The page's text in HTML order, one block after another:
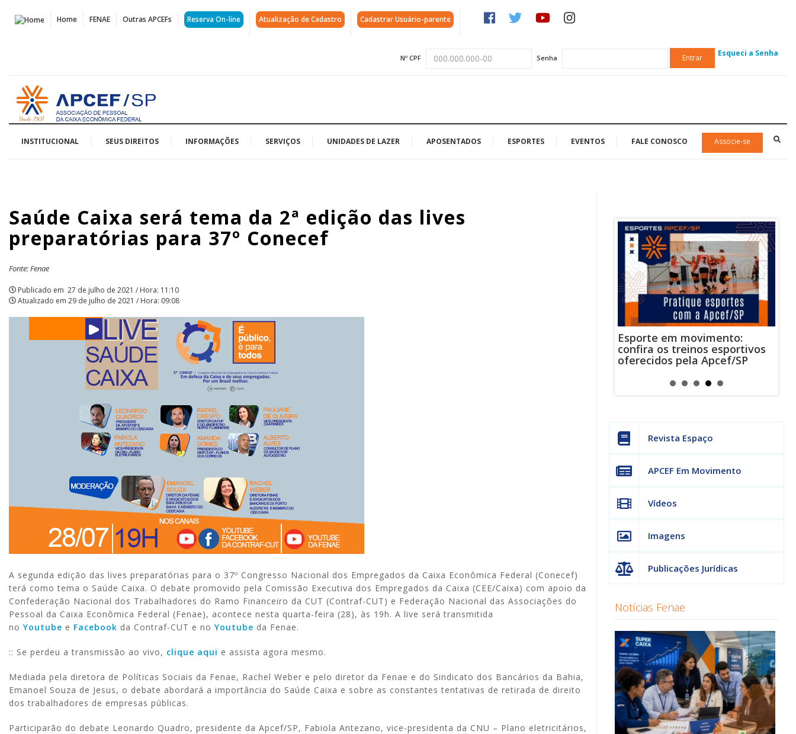
Página
Saúde
será
tema
da
lives
preparatórias
para
37º
Conecef
APCEF/SP
Home FENAE Outras APCEFs Reserva On-line Atualização de Cadastro Cadastrar Usuário-parente
Nº CPF Senha Entrar Esqueci a Senha
Acessar
página
inicial
INSTITUCIONAL SEUS DIREITOS INFORMAÇÕES SERVIÇOS UNIDADES DE LAZER APOSENTADOS ESPORTES EVENTOS FALE CONOSCO Associe-se
Saúde Caixa será tema da 2ª edição das lives
preparatórias para 37º Conecef
Fonte: Fenae
Publicado em 27 de julho de 2021 / Hora: 11:10
Atualizado em 29 de julho de 2021 / Hora: 09:08
A segunda edição das lives preparatórias para o 37º Congresso Nacional dos Empregados da Caixa Econômica Federal (Conecef)
terá como tema o Saúde Caixa. O debate promovido pela Comissão Executiva dos Empregados da Caixa (CEE/Caixa) com apoio da
Confederação Nacional dos Trabalhadores do Ramo Financeiro da CUT (Contraf-CUT) e Federação Nacional das Associações do
Pessoal da Caixa Econômica Federal (Fenae), acontece nesta quarta-feira (28), às 19h. A live será transmitida
noYoutube e Facebook da Contraf-CUT e noYoutube da Fenae.
:: Se perdeu a transmissão ao vivo, clique aqui e assista agora mesmo.
Mediada pela diretora de Políticas Sociais da Fenae, Rachel Weber e pelo diretor da Fenae e do Sindicato dos Bancários da Bahia,
Emanoel Souza de Jesus, o debate abordará a importância do Saúde Caixa e sobre as constantes tentativas de retirada de direito
dos trabalhadores de empresas públicas.
Participarão do debate Leonardo Quadro, presidente da Apcef/SP, Fabiola Antezano, vice-presidenta da CNU – Plano eletricitários,
a parceria da Apcef
o Sesi e invista em saúde
de lazer!
Alerta: golpistas usam
WhatsApp e e-mail para
enviar falsas mensagens
sobre processos judiciais
Esporte em movimento:
confira os treinos esportivos
oferecidos pela Apcef/SP
Revista Espaço
APCEF Em Movimento
Vídeos
Imagens
Publicações Jurídicas
Notícias Fenae